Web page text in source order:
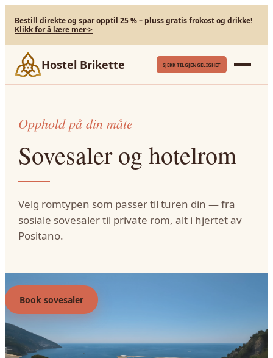
Bestill direkte og spar opptil 25 % – pluss gratis frokost og drikke!
Klikk for å lære mer->
Hostel Brikette SJEKK TILGJENGELIGHET
Opphold på din måte
Sovesaler og hotelrom
Velg romtypen som passer til turen din — fra
sosiale sovesaler til private rom, alt i hjertet av
Positano.
Book sovesaler